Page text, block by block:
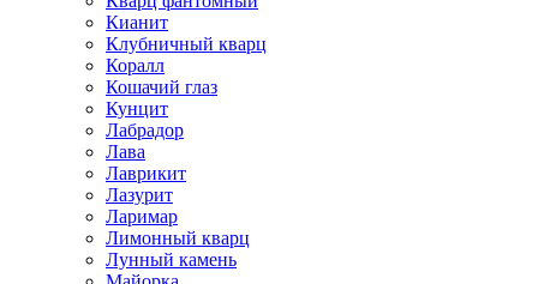
Кианит
Клубничный кварц
Коралл
Кошачий глаз
Кунцит
Лабрадор
Лава
Лаврикит
Лазурит
Ларимар
Лимонный кварц
Лунный камень